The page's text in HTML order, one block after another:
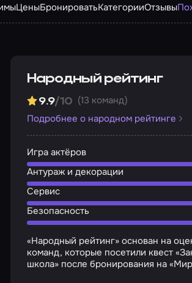
ЦеныБронироватьКатегорииОтзывы
Народный рейтинг
9.9/10 (13 команд)
Подробнее о народном рейтинге
Игра актёров
Антураж и декорации
Сервис
Безопасность
«Народный рейтинг» основан на
команд, которые посетили квест
школа» после бронирования на